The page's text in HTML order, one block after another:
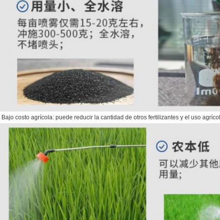
Bajo costo agrícola: puede reducir la cantidad de otros fertilizantes y el uso